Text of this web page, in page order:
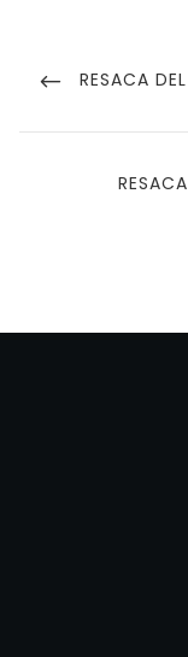
de
PREVIOUS
RESACA
NEXT